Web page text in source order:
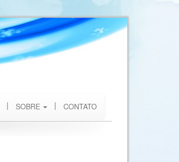
SOBRE CONTATO